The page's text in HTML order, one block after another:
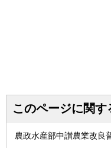
このページに関
農政水産部中讃農業改良